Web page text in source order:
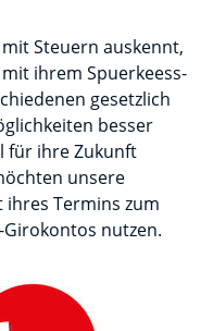
Steuern auskennt,
ihrem Spuerkeess-
gesetzlich
besser
für ihre Zukunft
unsere
Termins zum
nutzen.